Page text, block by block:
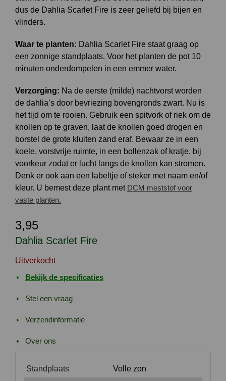
Dahlia Scarlet Fire
dus de Dahlia Scarlet Fire is zeer geliefd bij bijen en
vlinders.
Waar te planten: Dahlia Scarlet Fire staat graag op
een zonnige standplaats. Voor het planten de pot 10
minuten onderdompelen in een emmer water.
Verzorging: Na de eerste (milde) nachtvorst worden
de dahlia’s door bevriezing bovengronds zwart. Nu is
het tijd om te rooien. Gebruik een spitvork of riek om de
knollen op te graven, laat de knollen goed drogen en
borstel de grote kluiten zand eraf. Bewaar ze in een
koele, vorstvrije ruimte, in een bollenzak of kratje, bij
voorkeur zodat er lucht langs de knollen kan stromen.
Denk er ook aan een labeltje of steker met naam en/of
kleur. U bemest deze plant met DCM meststof voor
vaste planten.
3,95
Uitverkocht
Bekijk de specificaties
Stel een vraag
Verzendinformatie
Over ons
Standplaats Volle zon